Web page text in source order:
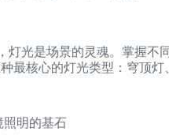
灯光是场景的灵魂。掌握不
最核心的灯光类型：穹顶
照明的基石